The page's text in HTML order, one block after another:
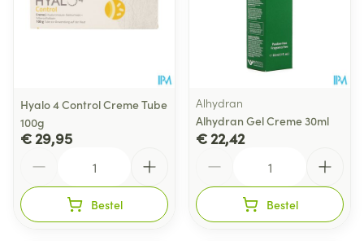
Hyalo 4 Control Creme Tube
100g
€ 29,95
Bestel
Alhydran
Alhydran Gel Creme 30ml
€ 22,42
Bestel